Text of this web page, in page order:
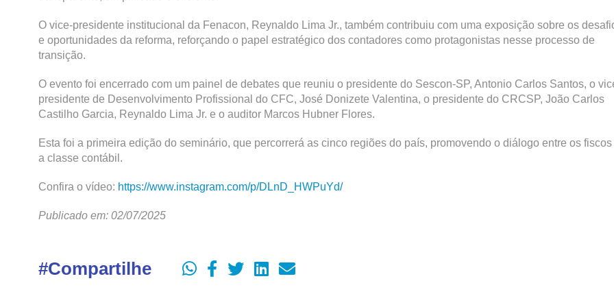
O vice-presidente institucional da Fenacon, Reynaldo Lima Jr., também contribuiu com uma exposição sobre os
e oportunidades da reforma, reforçando o papel estratégico dos contadores como protagonistas nesse processo de
transição.
O evento foi encerrado com um painel de debates que reuniu o presidente do Sescon-SP, Antonio Carlos Santos, o
presidente de Desenvolvimento Profissional do CFC, José Donizete Valentina, o presidente do CRCSP, João Carlos
Castilho Garcia, Reynaldo Lima Jr. e o auditor Marcos Hubner Flores.
Esta foi a primeira edição do seminário, que percorrerá as cinco regiões do país, promovendo o diálogo entre os fiscos
a classe contábil.
Confira o vídeo: https://www.instagram.com/p/DLnD_HWPuYd/
Publicado em: 02/07/2025
#Compartilhe